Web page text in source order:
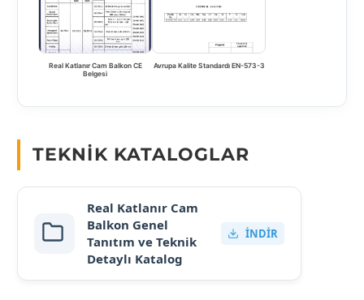
Real Katlanır Cam Balkon CE
Belgesi
Avrupa Kalite Standardı EN-573-3
TEKNIK KATALOGLAR
Real Katlanır Cam
Balkon Genel
Tanıtım ve Teknik
Detaylı Katalog
İNDIR